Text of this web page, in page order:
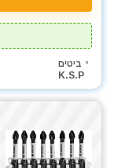
ביטים
K.S.P